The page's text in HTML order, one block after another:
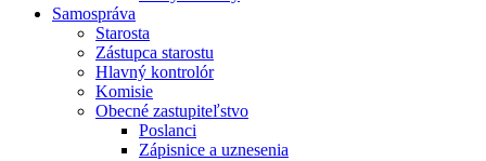
Samospráva
Starosta
Zástupca starostu
Hlavný kontrolór
Komisie
Obecné zastupiteľstvo
Poslanci
Zápisnice a uznesenia